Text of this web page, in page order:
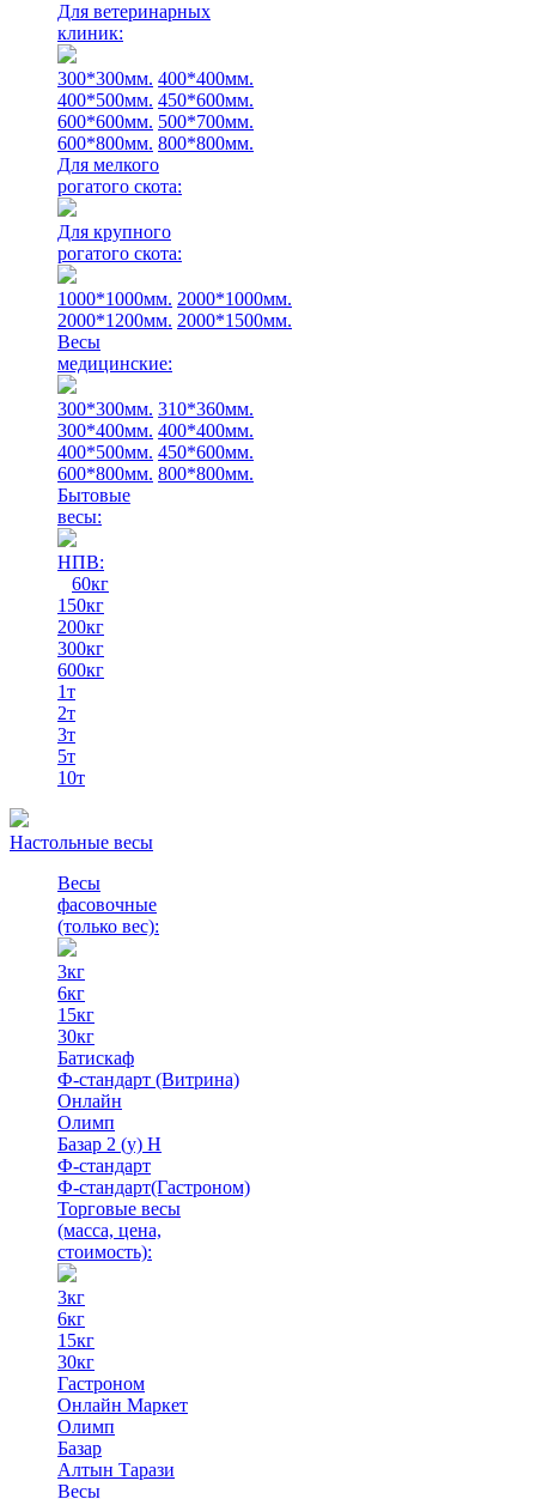
Для ветеринарных
клиник:
300*300мм. 400*400мм.
400*500мм. 450*600мм.
600*600мм. 500*700мм.
600*800мм. 800*800мм.
Для мелкого
рогатого скота:
Для крупного
рогатого скота:
1000*1000мм. 2000*1000мм.
2000*1200мм. 2000*1500мм.
Весы
медицинские:
300*300мм. 310*360мм.
300*400мм. 400*400мм.
400*500мм. 450*600мм.
600*800мм. 800*800мм.
Бытовые
весы:
НПВ:
60кг
150кг
200кг
300кг
600кг
1т
2т
3т
5т
10т
Настольные весы
Весы
фасовочные
(только вес):
3кг
6кг
15кг
30кг
Батискаф
Ф-стандарт (Витрина)
Онлайн
Олимп
Базар 2 (у) Н
Ф-стандарт
Ф-стандарт(Гастроном)
Торговые весы
(масса, цена,
стоимость):
3кг
6кг
15кг
30кг
Гастроном
Онлайн Маркет
Олимп
Базар
Алтын Тарази
Весы